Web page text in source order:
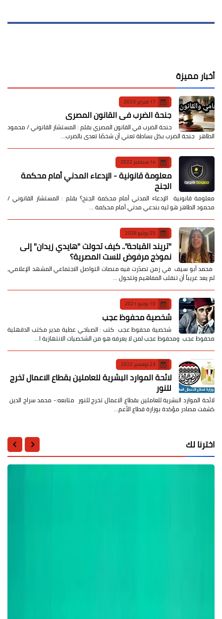
أخبار مميزة
17 فبراير 2023
جنحة الضرب في القانون المصري
جنحة الضرب في القانون المصري بقلم : المستشار القانوني / محمود
الطاهر جنحة الضرب بكل بساطة تعني أن شخصًا تعدى بالضرب…
14 سبتمبر 2022
معلومة قانونية - الإدعاء المدني أمام محكمة
الجنح
معلومة قانونية الإدعاء المدني أمام محكمة الجنح؟ بقلم : المستشار القانوني /
محمود الطاهر هو ليه بندعي مدني أمام محكمة …
25 يوليو 2026
​"تريند القباحة".. كيف تحولت "هايدي زيدان" إلى
نموذج مرفوض للست المصرية؟
​ محمد أبو سيف ​في زمن تصدّرت فيه منصات التواصل الاجتماعي المشهد الإعلامي،
لم يعد غريباً أن تنقلب المفاهيم وتتحول …
10 يونيو 2021
شخصية محفوظ عجب
شخصية محفوظ عجب كتب : الصباحي عطية مدير مكتب الدقهلية
محفوظ عجب ومحفوظ عجب لمن لا يعرفه هو من الشخصيات الانتهازية ا…
23 نوفمبر 2022
لائحة الموارد البشرية للعاملين بقطاع الاعمال تخرج
للنور
لائحة الموارد البشرية للعاملين بقطاع الاعمال تخرج للنور متابعه:- محمد سراج الدين
كشفت مصادر مؤكدة بوزارة قطاع الأعم…
اخترنا لك